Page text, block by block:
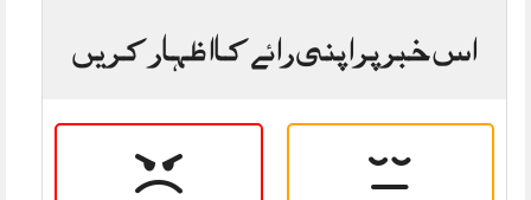
اس خبر پر اپنی رائے کا اظہار کریں